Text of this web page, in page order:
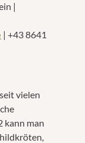
|
| +43 8641
vielen
kann man